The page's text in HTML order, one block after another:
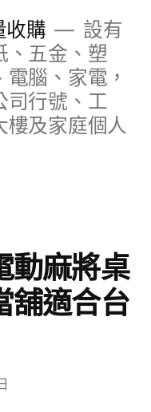
收購
設有
、五金、塑
腦、家電，
司行號、工
樓及家庭個人
動麻將桌
舖適合台